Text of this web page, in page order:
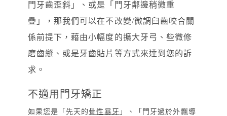
門牙齒歪斜」、或是「門牙鄰邊稍微重
疊」，那我們可以在不改變/微調臼齒咬合關
係前提下，藉由小幅度的擴大牙弓、些微修
磨齒縫、或是 牙齒貼片 等方式來達到您的訴
求。
不適用門牙矯正
如果您是「先天的 骨性暴牙 」、「門牙過於外飄導